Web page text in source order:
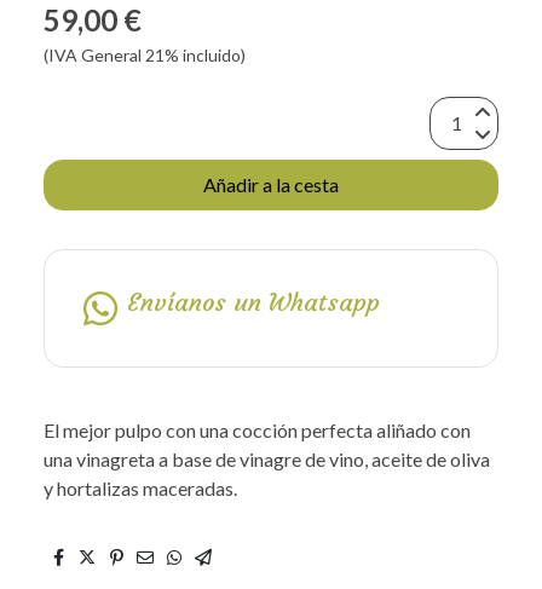
59,00 €
(IVA General 21% incluido)
Añadir a la cesta
Envíanos un Whatsapp
El mejor pulpo con una cocción perfecta aliñado con
una vinagreta a base de vinagre de vino, aceite de oliva
y hortalizas maceradas.